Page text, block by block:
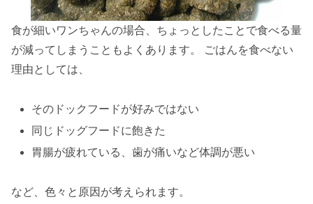
食が細いワンちゃんの場合、ちょっとしたことで食べる量
が減ってしまうこともよくあります。 ごはんを食べない
理由としては、
そのドックフードが好みではない
同じドッグフードに飽きた
胃腸が疲れている、歯が痛いなど体調が悪い
など、色々と原因が考えられます。